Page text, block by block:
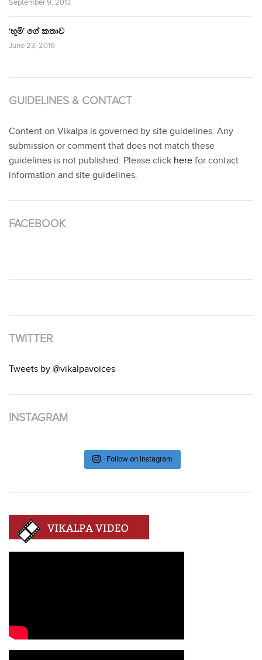
September 9, 2013
‘භූමි’ ගේ කතාව
June 23, 2016
GUIDELINES & CONTACT
Content on Vikalpa is governed by site guidelines. Any
submission or comment that does not match these
guidelines is not published. Please click here for contact
information and site guidelines.
FACEBOOK
TWITTER
Tweets by @vikalpavoices
INSTAGRAM
Follow on Instagram